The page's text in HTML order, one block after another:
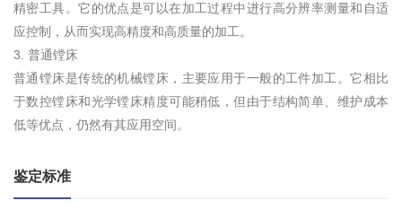
精密工具。它的优点是可以在加工过程中进行高分辨率测量和自适
应控制，从而实现高精度和高质量的加工。
3. 普通镗床
普通镗床是传统的机械镗床，主要应用于一般的工件加工。它相比
于数控镗床和光学镗床精度可能稍低，但由于结构简单、维护成本
低等优点，仍然有其应用空间。
鉴定标准